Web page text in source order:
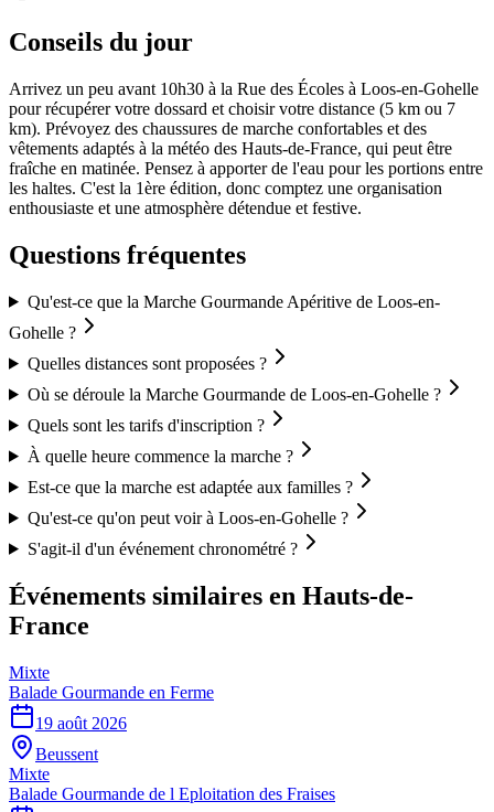
Conseils du jour
Arrivez un peu avant 10h30 à la Rue des Écoles à Loos-en-Gohelle
pour récupérer votre dossard et choisir votre distance (5 km ou 7
km). Prévoyez des chaussures de marche confortables et des
vêtements adaptés à la météo des Hauts-de-France, qui peut être
fraîche en matinée. Pensez à apporter de l'eau pour les portions entre
les haltes. C'est la 1ère édition, donc comptez une organisation
enthousiaste et une atmosphère détendue et festive.
Questions fréquentes
Qu'est-ce que la Marche Gourmande Apéritive de Loos-en-
Gohelle ?
Quelles distances sont proposées ?
Où se déroule la Marche Gourmande de Loos-en-Gohelle ?
Quels sont les tarifs d'inscription ?
À quelle heure commence la marche ?
Est-ce que la marche est adaptée aux familles ?
Qu'est-ce qu'on peut voir à Loos-en-Gohelle ?
S'agit-il d'un événement chronométré ?
Événements similaires en Hauts-de-
France
Mixte
Balade Gourmande en Ferme
19 août 2026
Beussent
Mixte
Balade Gourmande de l Eploitation des Fraises